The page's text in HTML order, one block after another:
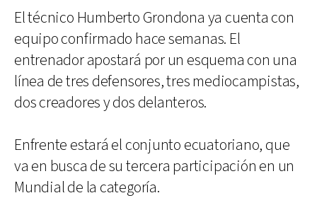
El técnico Humberto Grondona ya cuenta con
equipo confirmado hace semanas. El
entrenador apostará por un esquema con una
línea de tres defensores, tres mediocampistas,
dos creadores y dos delanteros.
Enfrente estará el conjunto ecuatoriano, que
va en busca de su tercera participación en un
Mundial de la categoría.